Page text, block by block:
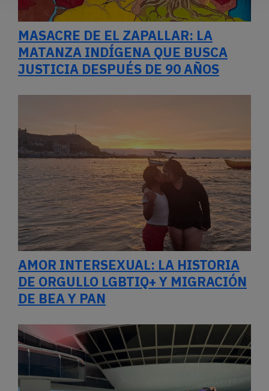
MASACRE DE EL ZAPALLAR: LA
MATANZA INDÍGENA QUE BUSCA
JUSTICIA DESPUÉS DE 90 AÑOS
AMOR INTERSEXUAL: LA HISTORIA
DE ORGULLO LGBTIQ+ Y MIGRACIÓN
DE BEA Y PAN